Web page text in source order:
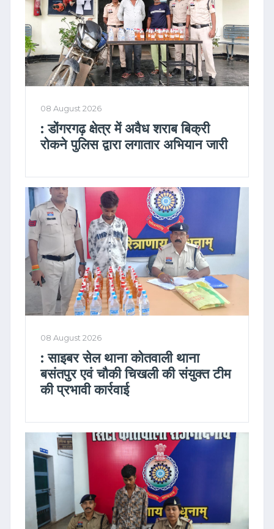
08 August 2026
: डोंगरगढ़ क्षेत्र में अवैध शराब बिक्री
रोकने पुलिस द्वारा लगातार अभियान जारी
08 August 2026
: साइबर सेल थाना कोतवाली थाना
बसंतपुर एवं चौकी चिखली की संयुक्त टीम
की प्रभावी कार्रवाई